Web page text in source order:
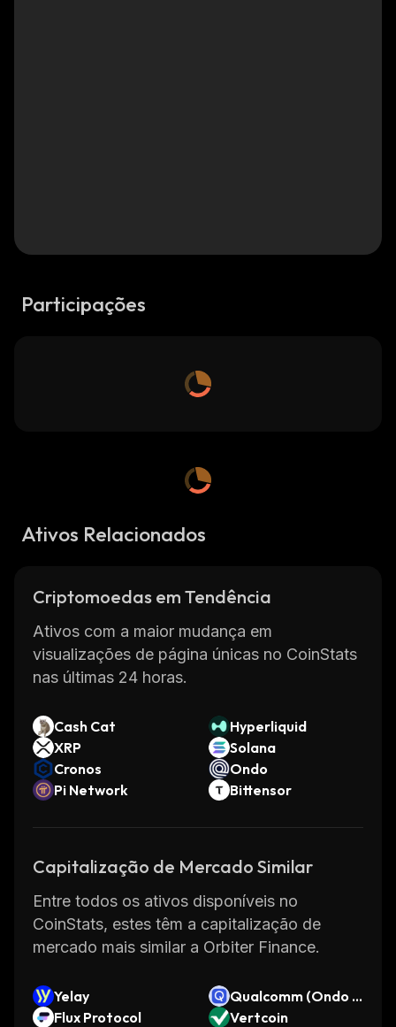
Participações
Ativos Relacionados
Criptomoedas em Tendência
Ativos com a maior mudança em
visualizações de página únicas no CoinStats
nas últimas 24 horas.
Cash Cat
Hyperliquid
XRP
Solana
Cronos
Ondo
Pi Network
Bittensor
Capitalização de Mercado Similar
Entre todos os ativos disponíveis no
CoinStats, estes têm a capitalização de
mercado mais similar a Orbiter Finance.
Yelay
Qualcomm (Ondo T
okenized Stock)
Flux Protocol
Vertcoin